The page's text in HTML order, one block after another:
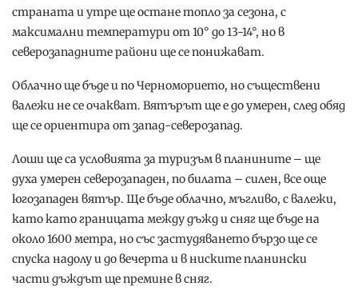
страната и утре ще остане топло за сезона, с
максимални температури от 10° до 13-14°, но в
северозападните райони ще се понижават.
Облачно ще бъде и по Черноморието, но съществени
валежи не се очакват. Вятърът ще е до умерен, след обяд
ще се ориентира от запад-северозапад.
Лоши ще са условията за туризъм в планините – ще
духа умерен северозападен, по билата – силен, все още
югозападен вятър. Ще бъде облачно, мъгливо, с валежи,
като като границата между дъжд и сняг ще бъде на
около 1600 метра, но със застудяването бързо ще се
спуска надолу и до вечерта и в ниските планински
части дъждът ще премине в сняг.